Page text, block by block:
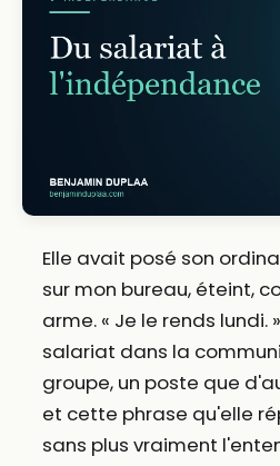
Elle avait posé son
sur mon bureau, éteint,
arme. « Je le rends lundi.
salariat dans la
groupe, un poste que
et cette phrase qu'elle
sans plus vraiment